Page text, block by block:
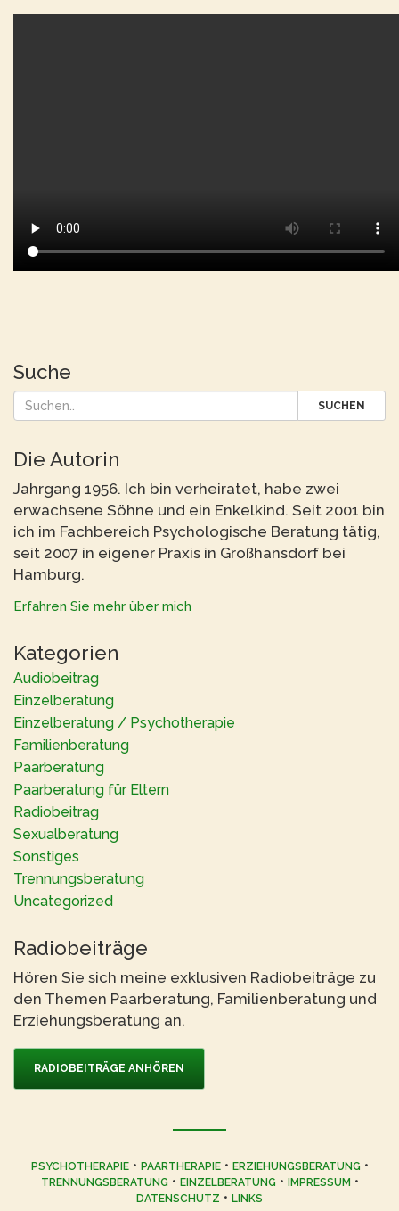
Suche
SUCHEN
Die Autorin
Jahrgang 1956. Ich bin verheiratet, habe zwei
erwachsene Söhne und ein Enkelkind. Seit 2001 bin
ich im Fachbereich Psychologische Beratung tätig,
seit 2007 in eigener Praxis in Großhansdorf bei
Hamburg.
Erfahren Sie mehr über mich
Kategorien
Audiobeitrag
Einzelberatung
Einzelberatung / Psychotherapie
Familienberatung
Paarberatung
Paarberatung für Eltern
Radiobeitrag
Sexualberatung
Sonstiges
Trennungsberatung
Uncategorized
Radiobeiträge
Hören Sie sich meine exklusiven Radiobeiträge zu
den Themen Paarberatung, Familienberatung und
Erziehungsberatung an.
RADIOBEITRÄGE ANHÖREN
PSYCHOTHERAPIE• PAARTHERAPIE• ERZIEHUNGSBERATUNG •
TRENNUNGSBERATUNG • EINZELBERATUNG • IMPRESSUM •
DATENSCHUTZ • LINKS